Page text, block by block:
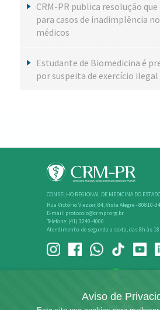
CRM-PR publica resolução
para casos de inadimplência
médicos
Estudante de Biomedicina é
por suspeita de exercício ilegal
CONSELHO REGIONAL DE MEDICINA DO
Rua Victório Viezzer, 84, Vista Alegre - 80810-
E-mail: protocolo@crmpr.org.br
Telefone: (41) 3240-4000
Atendimento: de segunda a sexta, das 8h às
Aviso de